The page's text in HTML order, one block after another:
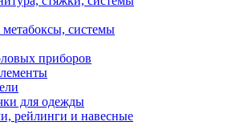
системы
приборов
для одежды
рейлинги и навесные